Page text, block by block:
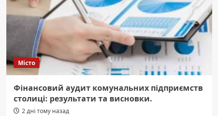
Місто
Фінансовий аудит комунальних підприємств
столиці: результати та висновки.
2 дні тому назад